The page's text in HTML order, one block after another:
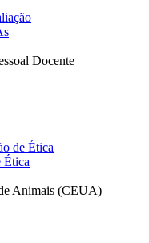
Docente
de Ética
Ética
Animais (CEUA)